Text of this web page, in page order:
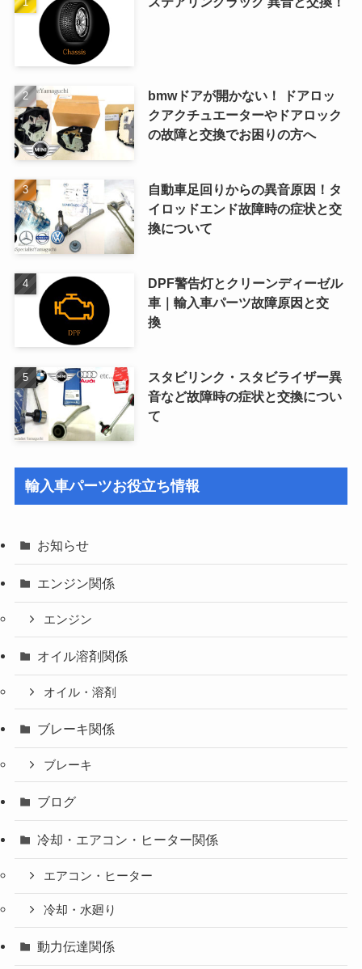
bmwドアが開かない！ ドアロッ
クアクチュエーターやドアロック
の故障と交換でお困りの方へ
自動車足回りからの異音原因！タ
イロッドエンド故障時の症状と交
換について
DPF警告灯とクリーンディーゼル
車｜輸入車パーツ故障原因と交
換
スタビリンク・スタビライザー異
音など故障時の症状と交換につい
て
輸入車パーツお役立ち情報
お知らせ
エンジン関係
エンジン
オイル溶剤関係
オイル・溶剤
ブレーキ関係
ブレーキ
ブログ
冷却・エアコン・ヒーター関係
エアコン・ヒーター
冷却・水廻り
動力伝達関係